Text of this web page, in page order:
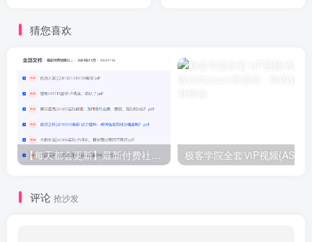
猜您喜欢
【每天都会更新】最新付费社群公众号文章 极客学院全套ⅥP视频(AS版)
评论 抢沙发